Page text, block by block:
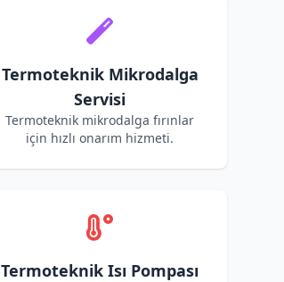
Termoteknik Mikrodalga
Servisi
Termoteknik mikrodalga fırınlar
için hızlı onarım hizmeti.
Termoteknik Isı Pompası